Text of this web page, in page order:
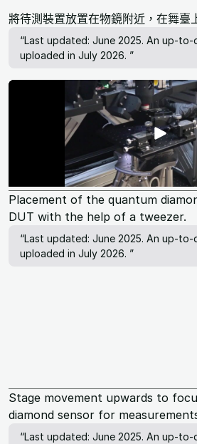
將待測裝置放置在物鏡附近，在舞臺
“Last updated: June 2025. An up-
uploaded in July 2026. ”
Placement of the quantum
DUT with the help of a tweezer.
“Last updated: June 2025. An up-
uploaded in July 2026. ”
Stage movement upwards to
diamond sensor for
“Last updated: June 2025. An up-